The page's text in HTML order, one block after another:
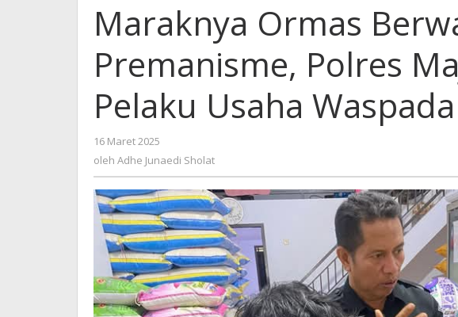
Polres
Majene
Pelaku
Waspada
Jelang
Maraknya Ormas
Premanisme, Polres
Pelaku Usaha
16 Maret 2025
Adhe
oleh Adhe Junaedi Sholat